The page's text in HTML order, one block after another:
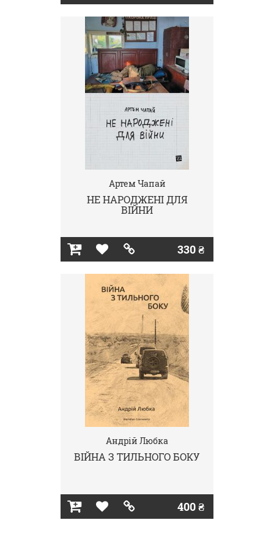
Артем Чапай
НЕ НАРОДЖЕНІ ДЛЯ
ВІЙНИ
330 ₴
Андрій Любка
ВІЙНА З ТИЛЬНОГО БОКУ
400 ₴